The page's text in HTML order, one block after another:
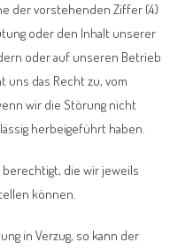
der vorstehenden Ziffer (4)
oder den Inhalt unserer
oder auf unseren Betrieb
das Recht zu, vom
wir die Störung nicht
herbeigeführt haben.
die wir jeweils
können.
in Verzug, so kann der